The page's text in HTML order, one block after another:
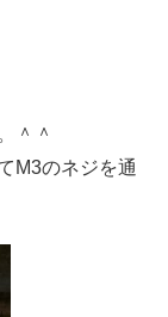
＾＾
M3のネジを通